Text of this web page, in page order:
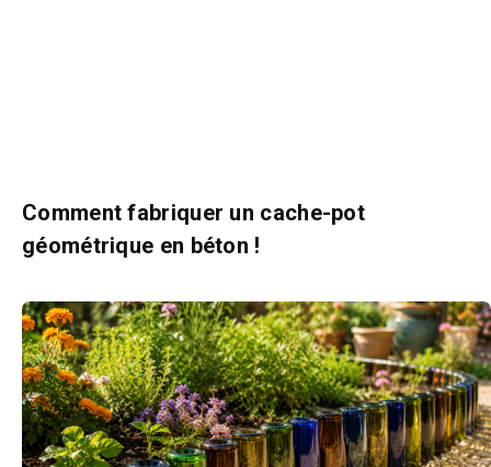
Comment fabriquer un cache-pot
géométrique en béton !